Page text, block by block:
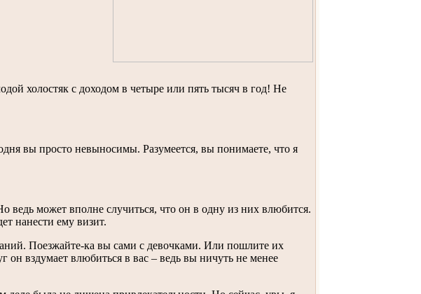
холостяк с доходом в четыре или пять тысяч в год! Не
вы просто невыносимы. Разумеется, вы понимаете, что я
может вполне случиться, что он в одну из них влюбится.
нанести ему визит.
Поезжайте-ка вы сами с девочками. Или пошлите их
вздумает влюбиться в вас – ведь вы ничуть не менее